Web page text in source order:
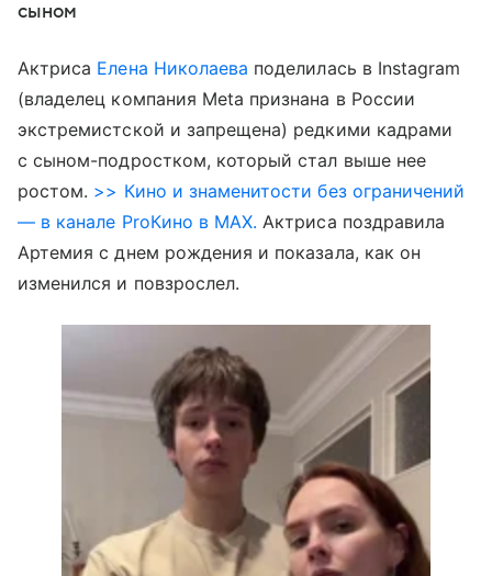
сыном
Актриса Елена Николаева поделилась в Instagram
(владелец компания Meta признана в России
экстремистской и запрещена) редкими кадрами
с сыном-подростком, который стал выше нее
ростом. >> Кино и знаменитости без ограничений
— в канале ProКино в MAX. Актриса поздравила
Артемия с днем рождения и показала, как он
изменился и повзрослел.